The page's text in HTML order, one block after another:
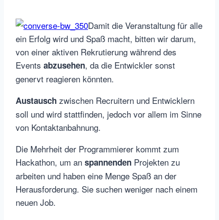
Damit die Veranstaltung für alle
ein Erfolg wird und Spaß macht, bitten wir darum,
von einer aktiven Rekrutierung während des
Events abzusehen, da die Entwickler sonst
genervt reagieren könnten.
Austausch zwischen Recruitern und Entwicklern
soll und wird stattfinden, jedoch vor allem im Sinne
von Kontaktanbahnung.
Die Mehrheit der Programmierer kommt zum
Hackathon, um an spannenden Projekten zu
arbeiten und haben eine Menge Spaß an der
Herausforderung. Sie suchen weniger nach einem
neuen Job.